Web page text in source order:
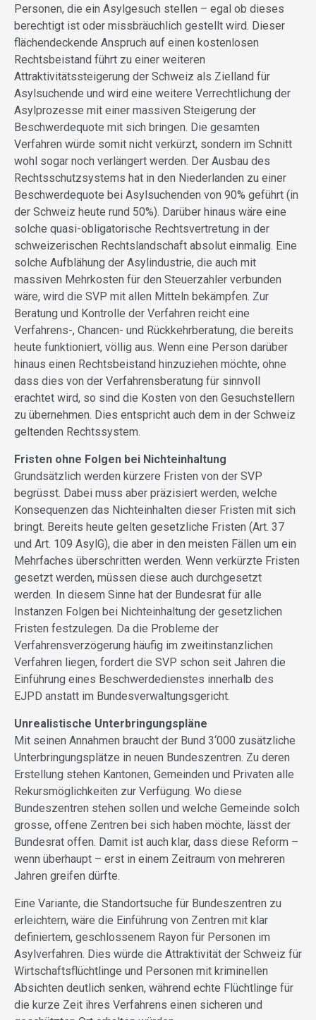
Personen, die ein Asylgesuch stellen – egal ob dieses
berechtigt ist oder missbräuchlich gestellt wird. Dieser
flächendeckende Anspruch auf einen kostenlosen
Rechtsbeistand führt zu einer weiteren
Attraktivitätssteigerung der Schweiz als Zielland für
Asylsuchende und wird eine weitere Verrechtlichung der
Asylprozesse mit einer massiven Steigerung der
Beschwerdequote mit sich bringen. Die gesamten
Verfahren würde somit nicht verkürzt, sondern im Schnitt
wohl sogar noch verlängert werden. Der Ausbau des
Rechtsschutzsystems hat in den Niederlanden zu einer
Beschwerdequote bei Asylsuchenden von 90% geführt (in
der Schweiz heute rund 50%). Darüber hinaus wäre eine
solche quasi-obligatorische Rechtsvertretung in der
schweizerischen Rechtslandschaft absolut einmalig. Eine
solche Aufblähung der Asylindustrie, die auch mit
massiven Mehrkosten für den Steuerzahler verbunden
wäre, wird die SVP mit allen Mitteln bekämpfen. Zur
Beratung und Kontrolle der Verfahren reicht eine
Verfahrens-, Chancen- und Rückkehrberatung, die bereits
heute funktioniert, völlig aus. Wenn eine Person darüber
hinaus einen Rechtsbeistand hinzuziehen möchte, ohne
dass dies von der Verfahrensberatung für sinnvoll
erachtet wird, so sind die Kosten von den Gesuchstellern
zu übernehmen. Dies entspricht auch dem in der Schweiz
geltenden Rechtssystem.
Fristen ohne Folgen bei Nichteinhaltung
Grundsätzlich werden kürzere Fristen von der SVP
begrüsst. Dabei muss aber präzisiert werden, welche
Konsequenzen das Nichteinhalten dieser Fristen mit sich
bringt. Bereits heute gelten gesetzliche Fristen (Art. 37
und Art. 109 AsylG), die aber in den meisten Fällen um ein
Mehrfaches überschritten werden. Wenn verkürzte Fristen
gesetzt werden, müssen diese auch durchgesetzt
werden. In diesem Sinne hat der Bundesrat für alle
Instanzen Folgen bei Nichteinhaltung der gesetzlichen
Fristen festzulegen. Da die Probleme der
Verfahrensverzögerung häufig im zweitinstanzlichen
Verfahren liegen, fordert die SVP schon seit Jahren die
Einführung eines Beschwerdedienstes innerhalb des
EJPD anstatt im Bundesverwaltungsgericht.
Unrealistische Unterbringungspläne
Mit seinen Annahmen braucht der Bund 3‘000 zusätzliche
Unterbringungsplätze in neuen Bundeszentren. Zu deren
Erstellung stehen Kantonen, Gemeinden und Privaten alle
Rekursmöglichkeiten zur Verfügung. Wo diese
Bundeszentren stehen sollen und welche Gemeinde solch
grosse, offene Zentren bei sich haben möchte, lässt der
Bundesrat offen. Damit ist auch klar, dass diese Reform –
wenn überhaupt – erst in einem Zeitraum von mehreren
Jahren greifen dürfte.
Eine Variante, die Standortsuche für Bundeszentren zu
erleichtern, wäre die Einführung von Zentren mit klar
definiertem, geschlossenem Rayon für Personen im
Asylverfahren. Dies würde die Attraktivität der Schweiz für
Wirtschaftsflüchtlinge und Personen mit kriminellen
Absichten deutlich senken, während echte Flüchtlinge für
die kurze Zeit ihres Verfahrens einen sicheren und